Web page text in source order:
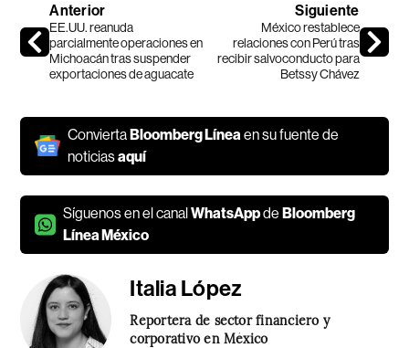
Anterior
EE.UU. reanuda
parcialmente operaciones en
Michoacán tras suspender
exportaciones de aguacate
Siguiente
México restablece
relaciones con Perú tras
recibir salvoconducto para
Betssy Chávez
ConviertaBloomberg Línea en su fuente de
noticiasaquí
Síguenos en el canalWhatsAppdeBloomberg
Línea México
Italia López
Reportera de sector financiero y
corporativo en México